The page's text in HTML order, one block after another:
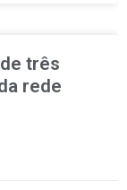
três
rede